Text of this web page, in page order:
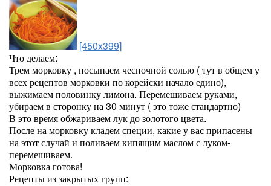
[450x399]
Что делаем:
Трем морковку , посыпаем чесночной солью ( тут в общем у
всех рецептов морковки по корейски начало едино),
выжимаем половинку лимона. Перемешиваем руками,
убираем в сторонку на 30 минут ( это тоже стандартно)
В это время обжариваем лук до золотого цвета.
После на морковку кладем специи, какие у вас припасены
на этот случай и поливаем кипящим маслом с луком-
перемешиваем.
Морковка готова!
Рецепты из закрытых групп: